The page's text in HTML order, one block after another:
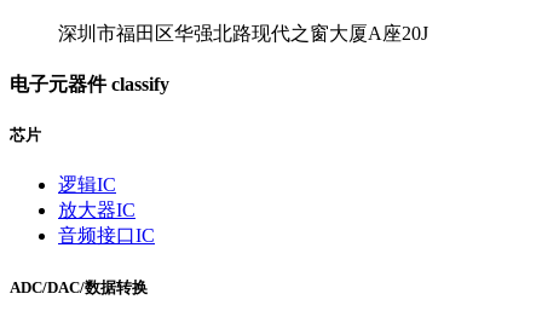
深圳市福田区华强北路现代之窗大厦A座20J
电子元器件classify
芯片
逻辑IC
放大器IC
音频接口IC
ADC/DAC/数据转换